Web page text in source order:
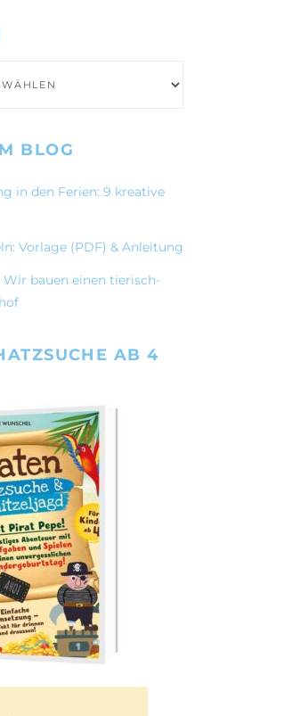
BLOG
in den Ferien: 9 kreative
Vorlage (PDF) & Anleitung
Wir bauen einen tierisch-
AB 4